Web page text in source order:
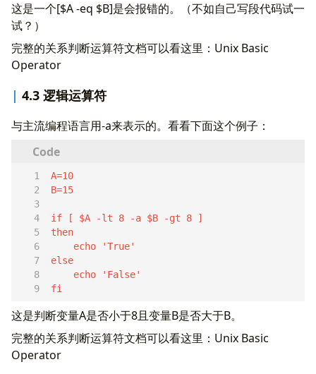
这是一个[$A -eq $B]是会报错的。（不如自己写段代码试一
试？）
完整的关系判断运算符文档可以看这里：Unix Basic
Operator
4.3 逻辑运算符
与主流编程语言用-a来表示的。看看下面这个例子：
fi
这是判断变量A是否小于8且变量B是否大于B。
完整的关系判断运算符文档可以看这里：Unix Basic
Operator